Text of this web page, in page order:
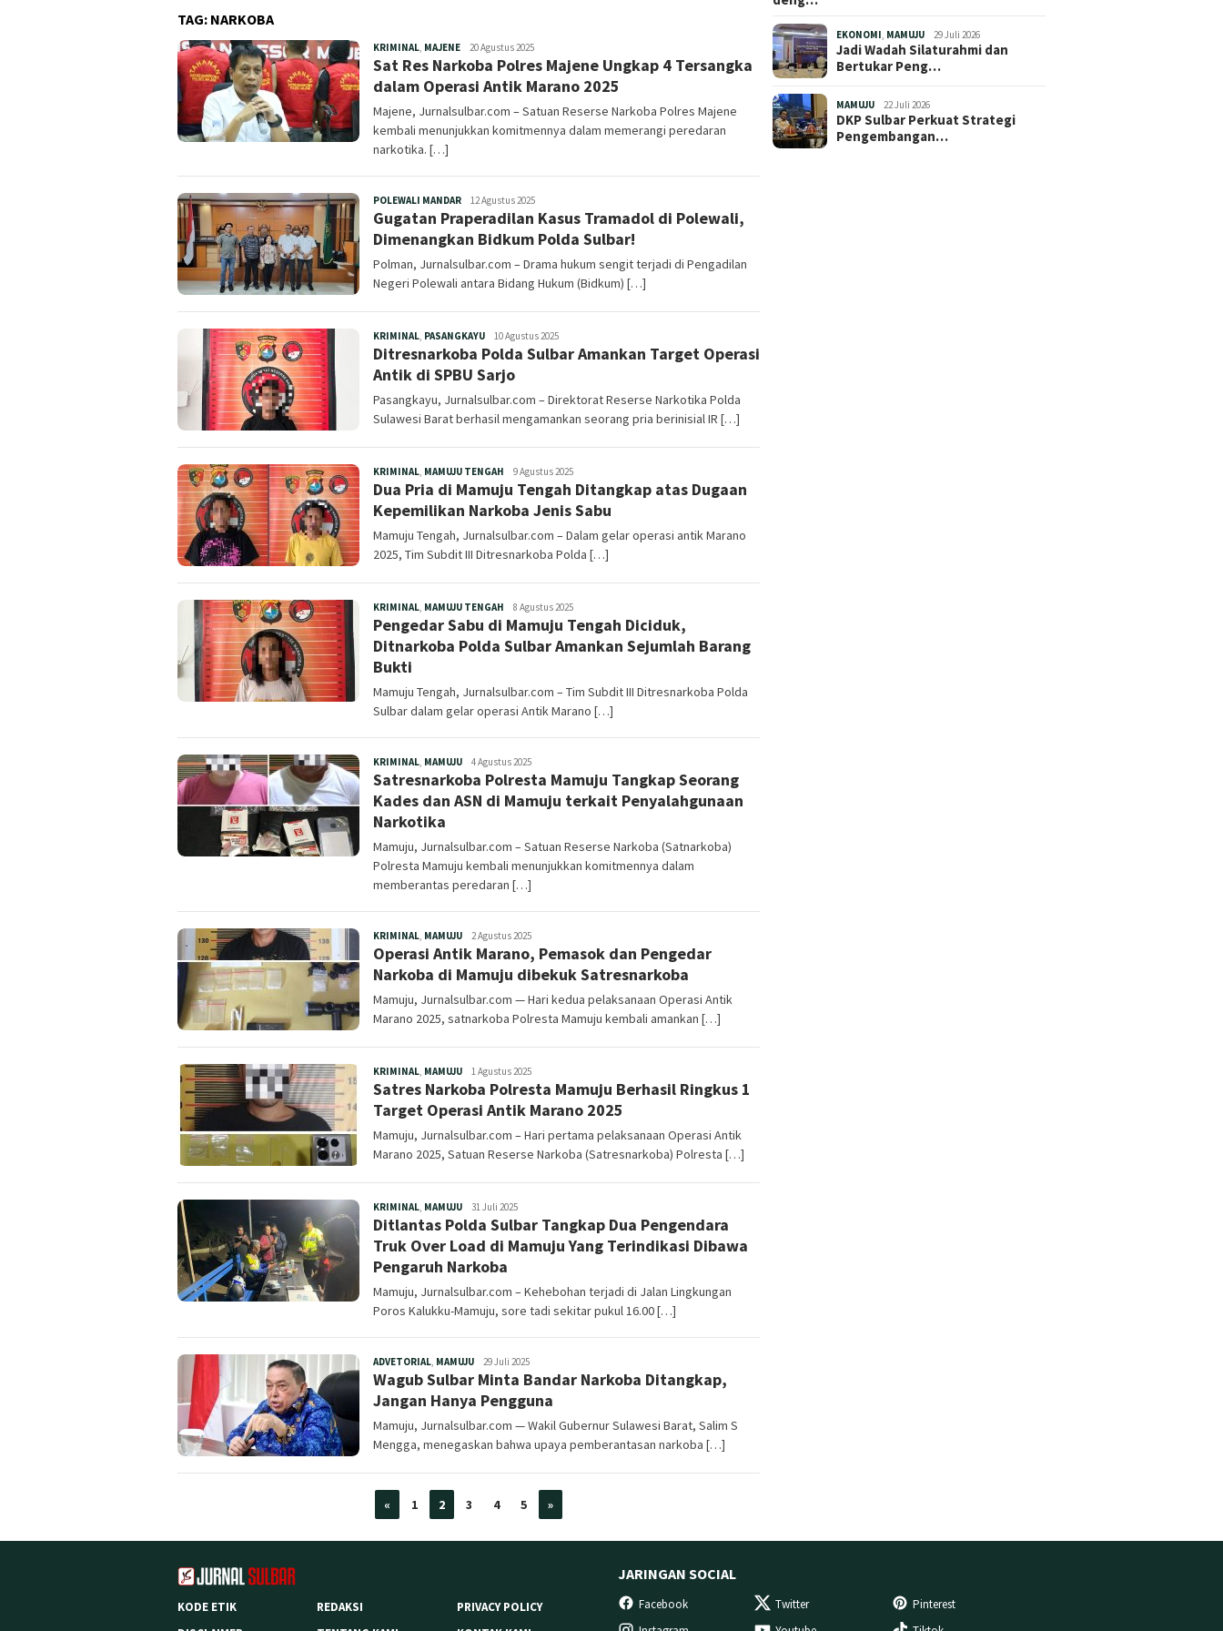
TAG: NARKOBA
KRIMINAL, MAJENERedaksi
20 Agustus 2025
Sat Res Narkoba Polres Majene Ungkap 4 Tersangka
dalam Operasi Antik Marano 2025
Majene, Jurnalsulbar.com – Satuan Reserse Narkoba Polres Majene
kembali menunjukkan komitmennya dalam memerangi peredaran
narkotika. […]
POLEWALI MANDARRedaksi
12 Agustus 2025
Gugatan Praperadilan Kasus Tramadol di Polewali,
Dimenangkan Bidkum Polda Sulbar!
Polman, Jurnalsulbar.com – Drama hukum sengit terjadi di Pengadilan
Negeri Polewali antara Bidang Hukum (Bidkum) […]
KRIMINAL, PASANGKAYURedaksi
10 Agustus 2025
Ditresnarkoba Polda Sulbar Amankan Target Operasi
Antik di SPBU Sarjo
Pasangkayu, Jurnalsulbar.com – Direktorat Reserse Narkotika Polda
Sulawesi Barat berhasil mengamankan seorang pria berinisial IR […]
KRIMINAL, MAMUJU TENGAH Redaksi
9 Agustus 2025
Dua Pria di Mamuju Tengah Ditangkap atas Dugaan
Kepemilikan Narkoba Jenis Sabu
Mamuju Tengah, Jurnalsulbar.com – Dalam gelar operasi antik Marano
2025, Tim Subdit III Ditresnarkoba Polda […]
KRIMINAL, MAMUJU TENGAH Redaksi
8 Agustus 2025
Pengedar Sabu di Mamuju Tengah Diciduk,
Ditnarkoba Polda Sulbar Amankan Sejumlah Barang
Bukti
Mamuju Tengah, Jurnalsulbar.com – Tim Subdit III Ditresnarkoba Polda
Sulbar dalam gelar operasi Antik Marano […]
KRIMINAL, MAMUJURedaksi
4 Agustus 2025
Satresnarkoba Polresta Mamuju Tangkap Seorang
Kades dan ASN di Mamuju terkait Penyalahgunaan
Narkotika
Mamuju, Jurnalsulbar.com – Satuan Reserse Narkoba (Satnarkoba)
Polresta Mamuju kembali menunjukkan komitmennya dalam
memberantas peredaran […]
KRIMINAL, MAMUJURedaksi
2 Agustus 2025
Operasi Antik Marano, Pemasok dan Pengedar
Narkoba di Mamuju dibekuk Satresnarkoba
Mamuju, Jurnalsulbar.com — Hari kedua pelaksanaan Operasi Antik
Marano 2025, satnarkoba Polresta Mamuju kembali amankan […]
KRIMINAL, MAMUJURedaksi
1 Agustus 2025
Satres Narkoba Polresta Mamuju Berhasil Ringkus 1
Target Operasi Antik Marano 2025
Mamuju, Jurnalsulbar.com – Hari pertama pelaksanaan Operasi Antik
Marano 2025, Satuan Reserse Narkoba (Satresnarkoba) Polresta […]
KRIMINAL, MAMUJURedaksi
31 Juli 2025
Ditlantas Polda Sulbar Tangkap Dua Pengendara
Truk Over Load di Mamuju Yang Terindikasi Dibawa
Pengaruh Narkoba
Mamuju, Jurnalsulbar.com – Kehebohan terjadi di Jalan Lingkungan
Poros Kalukku-Mamuju, sore tadi sekitar pukul 16.00 […]
ADVETORIAL, MAMUJURedaksi
29 Juli 2025
Wagub Sulbar Minta Bandar Narkoba Ditangkap,
Jangan Hanya Pengguna
Mamuju, Jurnalsulbar.com — Wakil Gubernur Sulawesi Barat, Salim S
Mengga, menegaskan bahwa upaya pemberantasan narkoba […]
« 1 2 3 4 5 »
EKONOMI MAMUJU 29 Juli 2026
Jadi Wadah Silaturahmi dan
Bertukar Peng…
MAMUJU 22 Juli 2026
DKP Sulbar Perkuat Strategi
Pengembangan…
KODE ETIK REDAKSI
PRIVACY POLICY
JARINGAN SOCIAL
Facebook Twitter
Pinterest